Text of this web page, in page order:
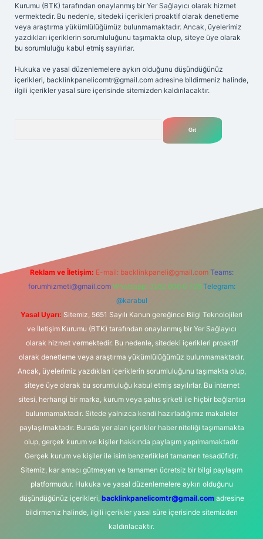
Kurumu (BTK) tarafından onaylanmış bir Yer Sağlayıcı olarak hizmet
vermektedir. Bu nedenle, sitedeki içerikleri proaktif olarak denetleme
veya araştırma yükümlülüğümüz bulunmamaktadır. Ancak, üyelerimiz
yazdıkları içeriklerin sorumluluğunu taşımakta olup, siteye üye olarak
bu sorumluluğu kabul etmiş sayılırlar.
Hukuka ve yasal düzenlemelere aykırı olduğunu düşündüğünüz
içerikleri, backlinkpanelicomtr@gmail.com adresine bildirmeniz halinde,
ilgili içerikler yasal süre içerisinde sitemizden kaldırılacaktır.
Reklam ve İletişim: E-mail: backlinkpaneli@gmail.com Teams:
forumhizmeti@gmail.com Whatsapp: 0262 606 0 726 Telegram:
@karabul
Yasal Uyarı: Sitemiz, 5651 Sayılı Kanun gereğince Bilgi Teknolojileri
ve İletişim Kurumu (BTK) tarafından onaylanmış bir Yer Sağlayıcı
olarak hizmet vermektedir. Bu nedenle, sitedeki içerikleri proaktif
olarak denetleme veya araştırma yükümlülüğümüz bulunmamaktadır.
Ancak, üyelerimiz yazdıkları içeriklerin sorumluluğunu taşımakta olup,
siteye üye olarak bu sorumluluğu kabul etmiş sayılırlar. Bu internet
sitesi, herhangi bir marka, kurum veya şahıs şirketi ile hiçbir bağlantısı
bulunmamaktadır. Sitede yalnızca kendi hazırladığımız makaleler
paylaşılmaktadır. Burada yer alan içerikler haber niteliği taşımamakta
olup, gerçek kurum ve kişiler hakkında paylaşım yapılmamaktadır.
Gerçek kurum ve kişiler ile isim benzerlikleri tamamen tesadüfidir.
Sitemiz, kar amacı gütmeyen ve tamamen ücretsiz bir bilgi paylaşım
platformudur. Hukuka ve yasal düzenlemelere aykırı olduğunu
düşündüğünüz içerikleri, backlinkpanelicomtr@gmail.comadresine
bildirmeniz halinde, ilgili içerikler yasal süre içerisinde sitemizden
kaldırılacaktır.